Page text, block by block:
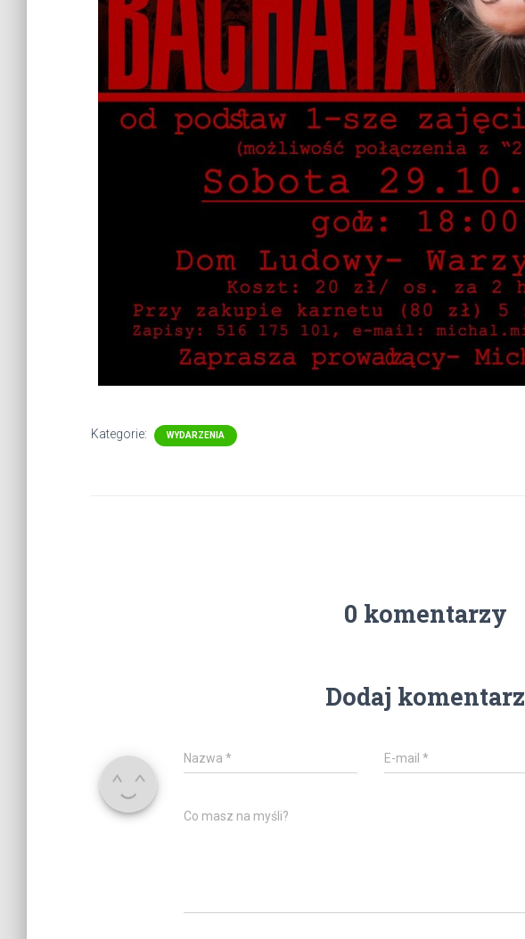
Kategorie: WYDARZENIA
0 komentarzy
Dodaj komentarz
Nazwa * E-mail*
Co masz na myśli?